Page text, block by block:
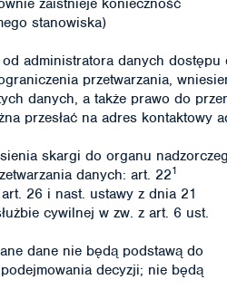
stanowiska)
administratora danych
przetwarzania,
danych, a także prawo do
przesłać na adres kontaktowy
skargi do organu
danych: art. 221
26 i nast. ustawy z dnia 21
cywilnej w zw. z art. 6 ust.
dane nie będą podstawą do
decyzji; nie będą